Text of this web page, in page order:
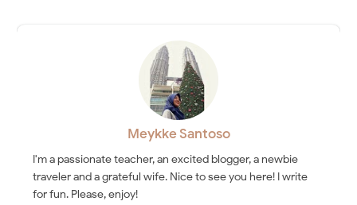
Meykke Santoso
I'm a passionate teacher, an excited blogger, a newbie
traveler and a grateful wife. Nice to see you here! I write
for fun. Please, enjoy!